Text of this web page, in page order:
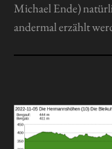
Michael Ende)
andermal erzählt